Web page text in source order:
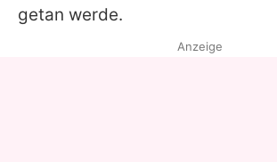
getan werde.
Anzeige